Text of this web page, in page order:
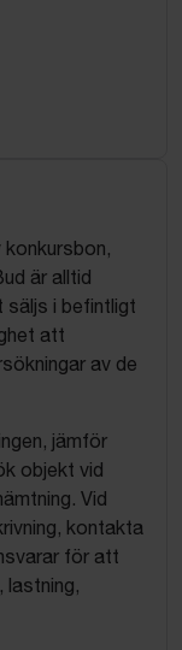
är alltid
säljs i befintligt
att
av de
jämför
objekt vid
Vid
kontakta
för att
lastning,